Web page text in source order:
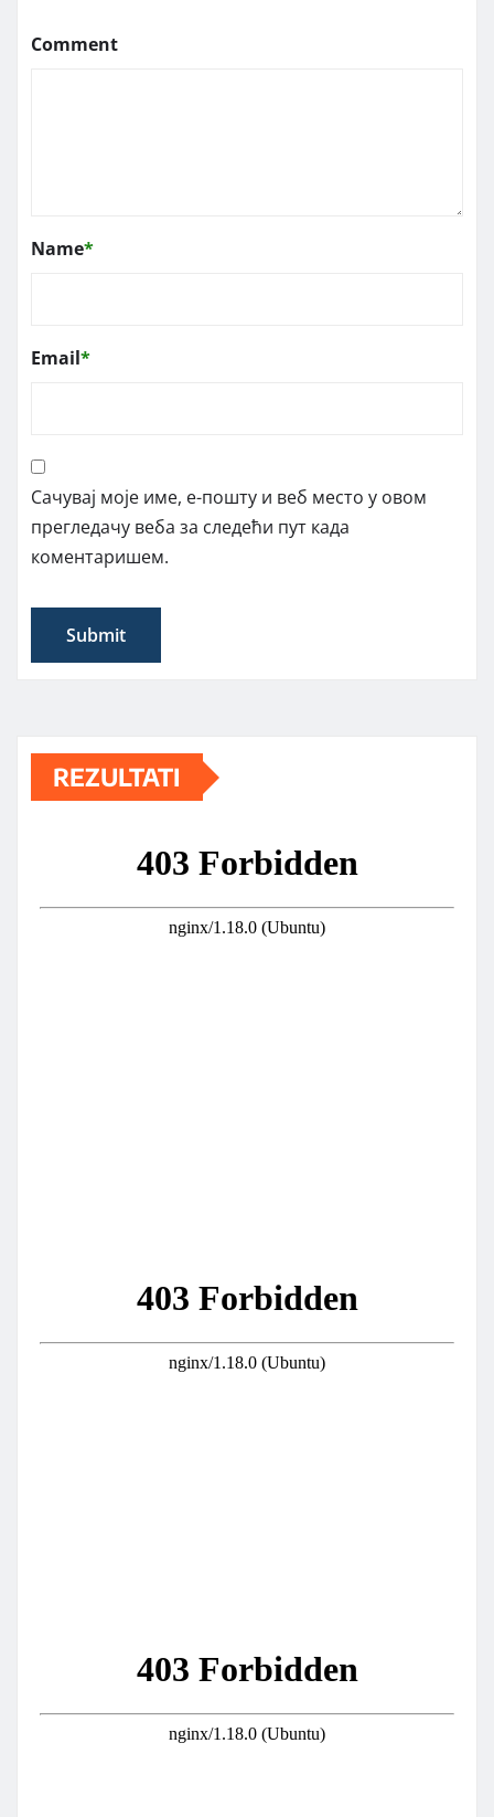
Comment
Name*
Email*
Сачувај моје име, е-пошту и веб место у овом
прегледачу веба за следећи пут када
коментаришем.
REZULTATI